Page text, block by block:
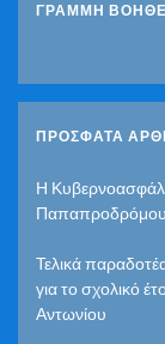
ΓΡΑΜΜΗ
ΠΡΌΣΦΑΤΑ
Η
Παπαπροδρόμου
Τελικά
για το σχολικό
Αντωνίου